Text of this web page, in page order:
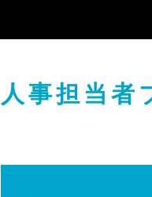
人事担当者